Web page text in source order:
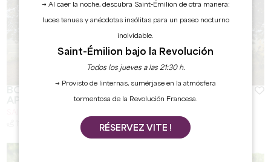
APPELLATIONS
Duración: 3h15 A pie Dificultad : Medio
→ Al caer la noche, descubra Saint-Émilion de otra manera:
luces tenues y anécdotas insólitas para un paseo nocturno
inolvidable.
Saint-Émilion bajo la Revolución
Todos los jueves a las 21:30 h.
→ Provisto de linternas, sumérjase en la atmósfera
tormentosa de la Revolución Francesa.
RÉSERVEZ VITE !